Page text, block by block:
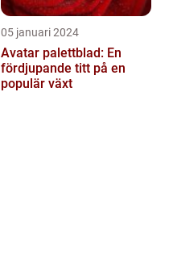
05 januari 2024
Avatar palettblad: En
fördjupande titt på en
populär växt